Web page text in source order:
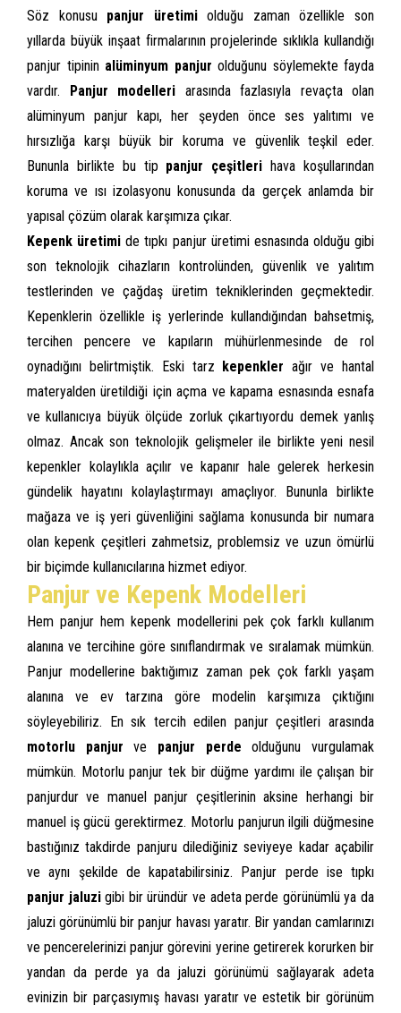
Söz konusu panjur üretimiolduğu zaman özellikle son
yıllarda büyük inşaat firmalarının projelerinde sıklıkla kullandığı
panjur tipinin alüminyum panjur olduğunu söylemekte fayda
vardır. Panjur modelleri arasında fazlasıyla revaçta olan
alüminyum panjur kapı, her şeyden önce ses yalıtımı ve
hırsızlığa karşı büyük bir koruma ve güvenlik teşkil eder.
Bununla birlikte bu tip panjur çeşitleri hava koşullarından
koruma ve ısı izolasyonu konusunda da gerçek anlamda bir
yapısal çözüm olarak karşımıza çıkar.
Kepenk üretimi de tıpkı panjur üretimi esnasında olduğu gibi
son teknolojik cihazların kontrolünden, güvenlik ve yalıtım
testlerinden ve çağdaş üretim tekniklerinden geçmektedir.
Kepenklerin özellikle iş yerlerinde kullandığından bahsetmiş,
tercihen pencere ve kapıların mühürlenmesinde de rol
oynadığını belirtmiştik. Eski tarz kepenkler ağır ve hantal
materyalden üretildiği için açma ve kapama esnasında esnafa
ve kullanıcıya büyük ölçüde zorluk çıkartıyordu demek yanlış
olmaz. Ancak son teknolojik gelişmeler ile birlikte yeni nesil
kepenkler kolaylıkla açılır ve kapanır hale gelerek herkesin
gündelik hayatını kolaylaştırmayı amaçlıyor. Bununla birlikte
mağaza ve iş yeri güvenliğini sağlama konusunda bir numara
olan kepenk çeşitleri zahmetsiz, problemsiz ve uzun ömürlü
bir biçimde kullanıcılarına hizmet ediyor.
Panjur ve Kepenk Modelleri
Hem panjur hem kepenk modellerini pek çok farklı kullanım
alanına ve tercihine göre sınıflandırmak ve sıralamak mümkün.
Panjur modellerine baktığımız zaman pek çok farklı yaşam
alanına ve ev tarzına göre modelin karşımıza çıktığını
söyleyebiliriz. En sık tercih edilen panjur çeşitleri arasında
motorlu panjur ve panjur perde olduğunu vurgulamak
mümkün. Motorlu panjur tek bir düğme yardımı ile çalışan bir
panjurdur ve manuel panjur çeşitlerinin aksine herhangi bir
manuel iş gücü gerektirmez. Motorlu panjurun ilgili düğmesine
bastığınız takdirde panjuru dilediğiniz seviyeye kadar açabilir
ve aynı şekilde de kapatabilirsiniz. Panjur perde ise tıpkı
panjur jaluzigibi bir üründür ve adeta perde görünümlü ya da
jaluzi görünümlü bir panjur havası yaratır. Bir yandan camlarınızı
ve pencerelerinizi panjur görevini yerine getirerek korurken bir
yandan da perde ya da jaluzi görünümü sağlayarak adeta
evinizin bir parçasıymış havası yaratır ve estetik bir görünüm